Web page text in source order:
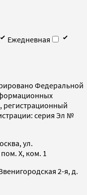
Ежедневная
Федеральной
регистрационный
серия Эл №
ул.
X, ком. 1
2-я, д.